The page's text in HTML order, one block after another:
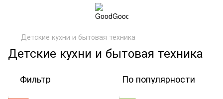
Детские кухни и бытовая техника
Детские кухни и бытовая техника
Фильтр По популярности